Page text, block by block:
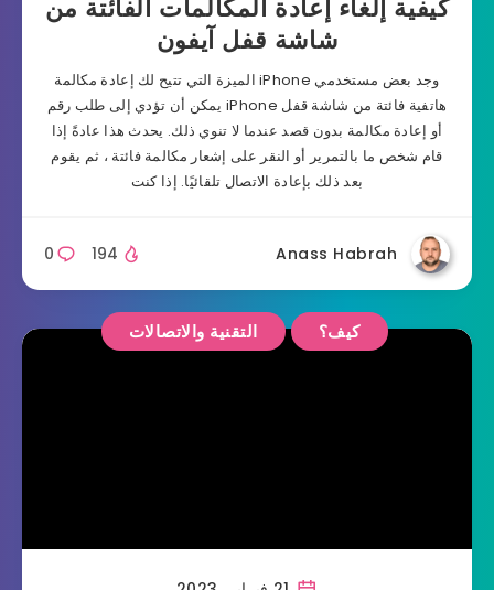
كيفية إلغاء إعادة المكالمات الفائتة من
شاشة قفل آيفون
وجد بعض مستخدمي iPhone الميزة التي تتيح لك إعادة مكالمة
هاتفية فائتة من شاشة قفل iPhone يمكن أن تؤدي إلى طلب رقم
أو إعادة مكالمة بدون قصد عندما لا تنوي ذلك. يحدث هذا عادةً إذا
قام شخص ما بالتمرير أو النقر على إشعار مكالمة فائتة ، ثم يقوم
بعد ذلك بإعادة الاتصال تلقائيًا. إذا كنت
Anass Habrah
0 194
كيف؟ التقنية والاتصالات